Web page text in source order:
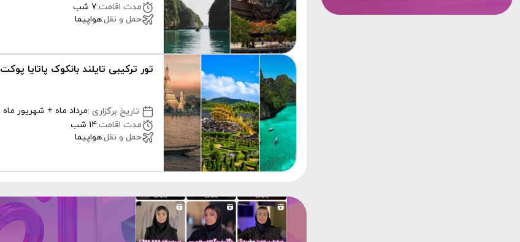
مدت اقامت:7 شب
حمل و نقل:هواپیما
تور ترکیبی تایلند بانکوک پاتایا پوکت
تاریخ برگزاری :مرداد ماه + شهریور ماه
مدت اقامت:14 شب
حمل و نقل:هواپیما